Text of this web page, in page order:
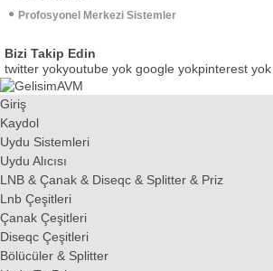
Profosyonel Merkezi Sistemler
Bizi Takip Edin
twitter yokyoutube yok google yokpinterest yok
Giriş
Kaydol
Uydu Sistemleri
Uydu Alıcısı
LNB & Çanak & Diseqc & Splitter & Priz
Lnb Çeşitleri
Çanak Çeşitleri
Diseqc Çeşitleri
Bölücüler & Splitter